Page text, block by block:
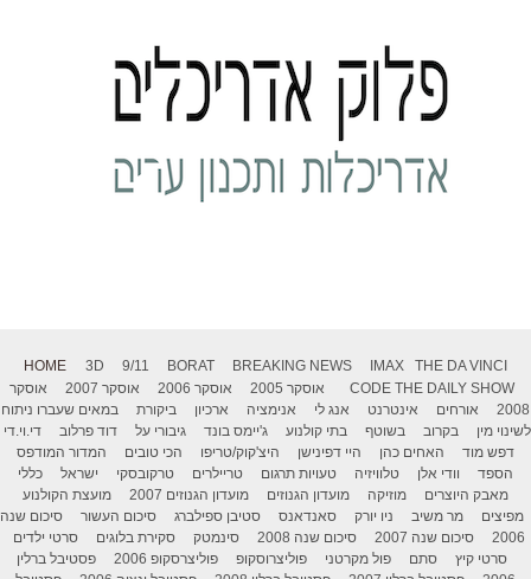
HOME 3D 9/11 BORAT BREAKING NEWS IMAX
THE DA VINCI
CODE THE DAILY SHOW אוסקר 2005 אוסקר 2006 אוסקר 2007
אוסקר
2008
אורחים אינטרנט אנג לי אנימציה ארכיון ביקורת
במאים שעברו ניתוח
לשינוי מין
בקרוב בשוטף בתי קולנוע ג'יימס בונד גיבורי על דוד פרלוב
די.וי.די
דפש מוד
האחים כהן היי דפינישן היצ'קוק/טריפו הכי טובים
המדור המודפס
הספד
וודי אלן טלוויזיה טעויות תרגום טריילרים טרקובסקי ישראל
כללי
מאבק היוצרים
מוזיקה מועדון הגנוזים מועדון הגנוזים 2007
מועצת הקולנוע
מפיצים
מר משיב ניו יורק סאנדאנס סטיבן ספילברג סיכום העשור
סיכום שנה
2006
סיכום שנה 2007 סיכום שנה 2008 סינמטק סקירת בלוגים
סרטי ילדים
סרטי קיץ
סתם פול מקרטני פוליצרוסקופ פוליצרסקופ 2006
פסטיבל ברלין